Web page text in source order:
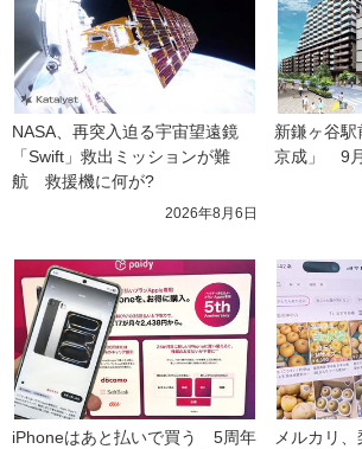
NASA、再突入迫る宇宙望遠鏡
「Swift」救出ミッションが難
航　救援機に何が?
2026年8月6日
新鎌ヶ谷
京成」　9
iPhoneはあと払いで買う　5周年
メルカリ